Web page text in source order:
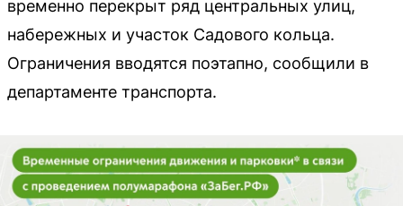
временно перекрыт ряд центральных улиц,
набережных и участок Садового кольца.
Ограничения вводятся поэтапно, сообщили в
департаменте транспорта.